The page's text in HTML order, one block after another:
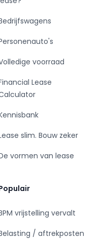
exclusief
(Barneveld),
daarmee
u graag bij
oplossing die
en budget.
Ford, Iveco,
Renault en
voorraad
Lease
slim. Bouw zeker
vormen van lease
vrijstelling vervalt
/ aftrekposten